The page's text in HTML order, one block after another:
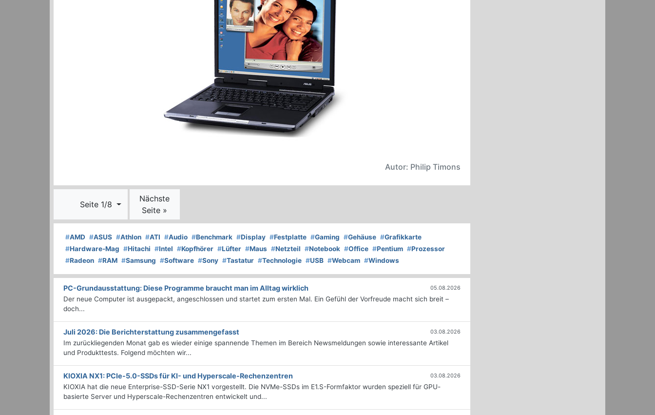
Autor: Philip Timons
Seite 1/8
Nächste
Seite »
#AMD #ASUS #Athlon #ATI #Audio #Benchmark #Display #Festplatte #Gaming #Gehäuse #Grafikkarte
#Hardware-Mag #Hitachi #Intel #Kopfhörer #Lüfter #Maus #Netzteil #Notebook #Office #Pentium #Prozessor
#Radeon #RAM #Samsung #Software #Sony #Tastatur #Technologie #USB #Webcam #Windows
PC-Grundausstattung: Diese Programme braucht man im Alltag wirklich 05.08.2026
Der neue Computer ist ausgepackt, angeschlossen und startet zum ersten Mal. Ein Gefühl der Vorfreude macht sich breit –
doch...
Juli 2026: Die Bericht­erstattung zusammengefasst 03.08.2026
Im zurückliegenden Monat gab es wieder einige spannende Themen im Bereich Newsmeldungen sowie interessante Artikel
und Produkttests. Folgend möchten wir...
KIOXIA NX1: PCIe-5.0-SSDs für KI- und Hyperscale-Rechenzentren 03.08.2026
KIOXIA hat die neue Enterprise-SSD-Serie NX1 vorgestellt. Die NVMe-SSDs im E1.S-Formfaktor wurden speziell für GPU-
basierte Server und Hyperscale-Rechenzentren entwickelt und...